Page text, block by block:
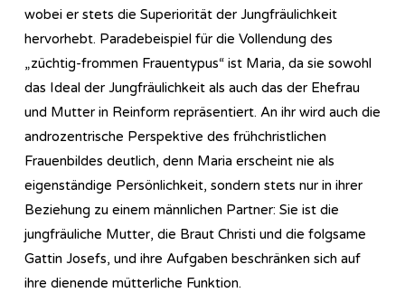
wobei er stets die Superiorität der Jungfräulichkeit
hervorhebt. Paradebeispiel für die Vollendung des
„züchtig-frommen Frauentypus“ ist Maria, da sie sowohl
das Ideal der Jungfräulichkeit als auch das der Ehefrau
und Mutter in Reinform repräsentiert. An ihr wird auch die
androzentrische Perspektive des frühchristlichen
Frauenbildes deutlich, denn Maria erscheint nie als
eigenständige Persönlichkeit, sondern stets nur in ihrer
Beziehung zu einem männlichen Partner: Sie ist die
jungfräuliche Mutter, die Braut Christi und die folgsame
Gattin Josefs, und ihre Aufgaben beschränken sich auf
ihre dienende mütterliche Funktion.